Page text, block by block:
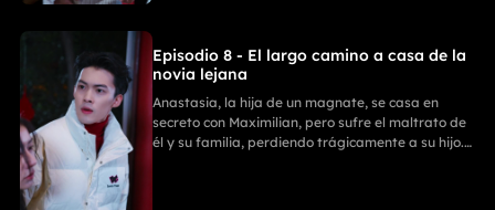
Episodio 8 - El largo camino a casa de la
novia lejana
Anastasia, la hija de un magnate, se casa en
secreto con Maximilian, pero sufre el maltrato de
él y su familia, perdiendo trágicamente a su hijo.